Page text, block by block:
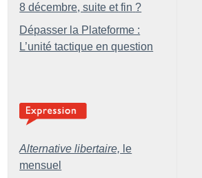
8 décembre, suite et fin ?
Dépasser la Plateforme :
L’unité tactique en question
Alternative libertaire, le
mensuel